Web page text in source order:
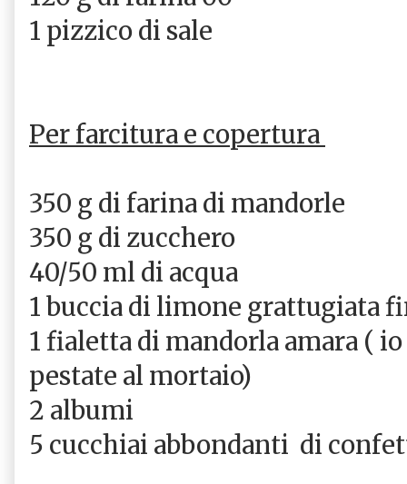
1 pizzico di sale
Per farcitura e copertura
350 g di farina di mandorle
350 g di zucchero
40/50 ml di acqua
1 buccia di limone grattugiata
1 fialetta di mandorla amara (
pestate al mortaio)
2 albumi
5 cucchiai abbondanti di